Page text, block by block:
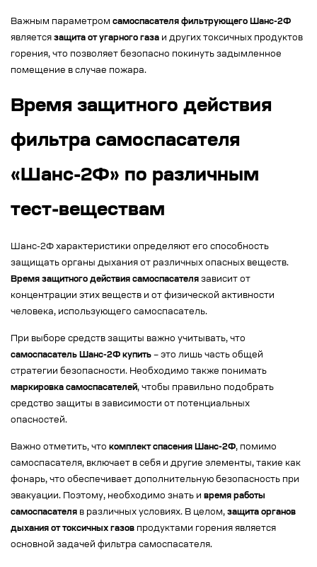
Важным параметром самоспасателя фильтрующего Шанс-2Ф
является защита от угарного газа и других токсичных продуктов
горения, что позволяет безопасно покинуть задымленное
помещение в случае пожара.
Время защитного действия
фильтра самоспасателя
«Шанс-2Ф» по различным
тест-веществам
Шанс-2Ф характеристики определяют его способность
защищать органы дыхания от различных опасных веществ.
Время защитного действия самоспасателя зависит от
концентрации этих веществ и от физической активности
человека, использующего самоспасатель.
При выборе средств защиты важно учитывать, что
самоспасатель Шанс-2Ф купить – это лишь часть общей
стратегии безопасности. Необходимо также понимать
маркировка самоспасателей, чтобы правильно подобрать
средство защиты в зависимости от потенциальных
опасностей.
Важно отметить, что комплект спасения Шанс-2Ф, помимо
самоспасателя, включает в себя и другие элементы, такие как
фонарь, что обеспечивает дополнительную безопасность при
эвакуации. Поэтому, необходимо знать и время работы
самоспасателя в различных условиях. В целом, защита органов
дыхания от токсичных газов продуктами горения является
основной задачей фильтра самоспасателя.